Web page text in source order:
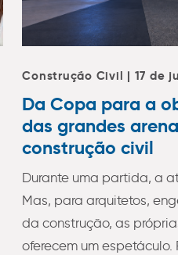
Construção Civil | 17 de
Da Copa para a
das grandes
construção civil
Durante uma partida, a
Mas, para arquitetos,
da construção, as
oferecem um